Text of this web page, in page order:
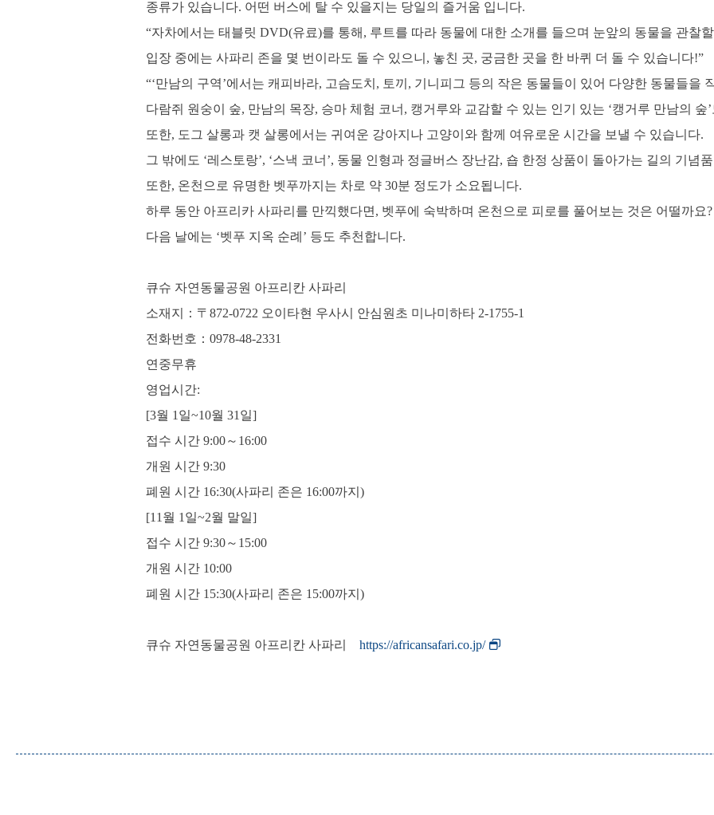
종류가 있습니다. 어떤 버스에 탈 수 있을지는 당일의 즐거움 입니다.
“자차에서는 태블릿 DVD(유료)를 통해, 루트를 따라 동물에 대한 소개를 들으며 눈앞의 동물을 관찰
입장 중에는 사파리 존을 몇 번이라도 돌 수 있으니, 놓친 곳, 궁금한 곳을 한 바퀴 더 돌 수 있습니다!”
“‘만남의 구역’에서는 캐피바라, 고슴도치, 토끼, 기니피그 등의 작은 동물들이 있어 다양한 동물들을
다람쥐 원숭이 숲, 만남의 목장, 승마 체험 코너, 캥거루와 교감할 수 있는 인기 있는 ‘캥거루 만남의 숲
또한, 도그 살롱과 캣 살롱에서는 귀여운 강아지나 고양이와 함께 여유로운 시간을 보낼 수 있습니다.
그 밖에도 ‘레스토랑’, ‘스낵 코너’, 동물 인형과 정글버스 장난감, 숍 한정 상품이 돌아가는 길의 기념
또한, 온천으로 유명한 벳푸까지는 차로 약 30분 정도가 소요됩니다.
하루 동안 아프리카 사파리를 만끽했다면, 벳푸에 숙박하며 온천으로 피로를 풀어보는 것은 어떨까요?
다음 날에는 ‘벳푸 지옥 순례’ 등도 추천합니다.
큐슈 자연동물공원 아프리칸 사파리
소재지：〒872-0722 오이타현 우사시 안심원초 미나미하타 2-1755-1
전화번호：0978-48-2331
연중무휴
영업시간:
[3월 1일~10월 31일]
접수 시간 9:00～16:00
개원 시간 9:30
폐원 시간 16:30(사파리 존은 16:00까지)
[11월 1일~2월 말일]
접수 시간 9:30～15:00
개원 시간 10:00
폐원 시간 15:30(사파리 존은 15:00까지)
큐슈 자연동물공원 아프리칸 사파리 https://africansafari.co.jp/